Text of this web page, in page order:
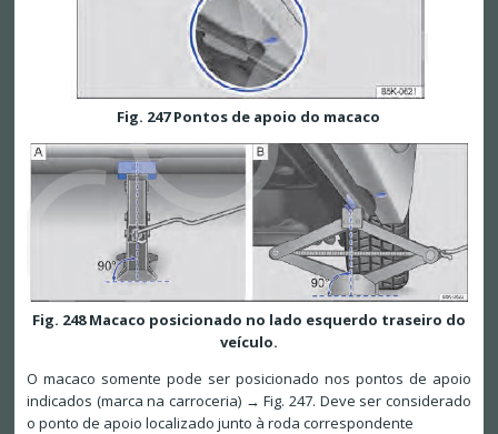
Fig. 247 Pontos de apoio do macaco
Fig. 248 Macaco posicionado no lado esquerdo traseiro do
veículo.
O macaco somente pode ser posicionado nos pontos de apoio
indicados (marca na carroceria) → Fig. 247. Deve ser considerado
o ponto de apoio localizado junto à roda correspondente